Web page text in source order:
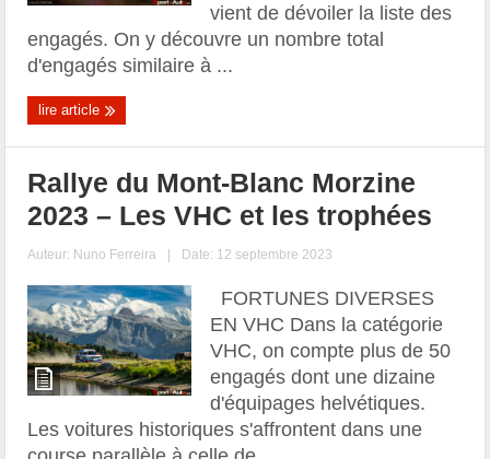
vient de dévoiler la liste des
engagés. On y découvre un nombre total
d'engagés similaire à ...
lire article
Rallye du Mont-Blanc Morzine
2023 – Les VHC et les trophées
Auteur: Nuno Ferreira | Date: 12 septembre 2023
FORTUNES DIVERSES
EN VHC Dans la catégorie
VHC, on compte plus de 50
engagés dont une dizaine
d'équipages helvétiques.
Les voitures historiques s'affrontent dans une